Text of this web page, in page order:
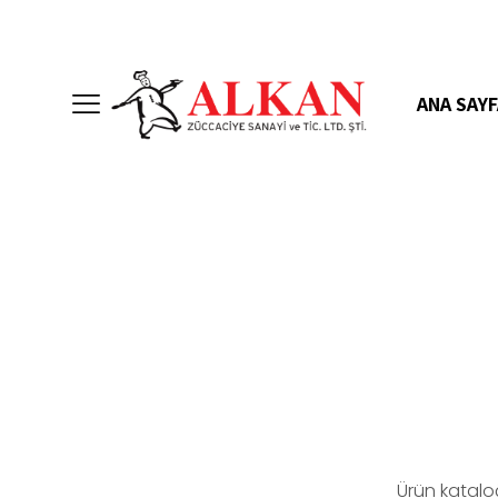
ANA
Ürün